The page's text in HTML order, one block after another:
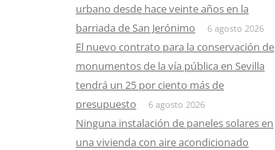
urbano desde hace veinte años en la
barriada de San Jerónimo
6 agosto 2026
El nuevo contrato para la conservación de
monumentos de la vía pública en Sevilla
tendrá un 25 por ciento más de
presupuesto
6 agosto 2026
Ninguna instalación de paneles solares en
una vivienda con aire acondicionado